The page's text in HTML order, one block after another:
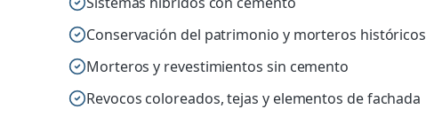
Conservación del patrimonio y morteros históricos
Morteros y revestimientos sin cemento
Revocos coloreados, tejas y elementos de fachada